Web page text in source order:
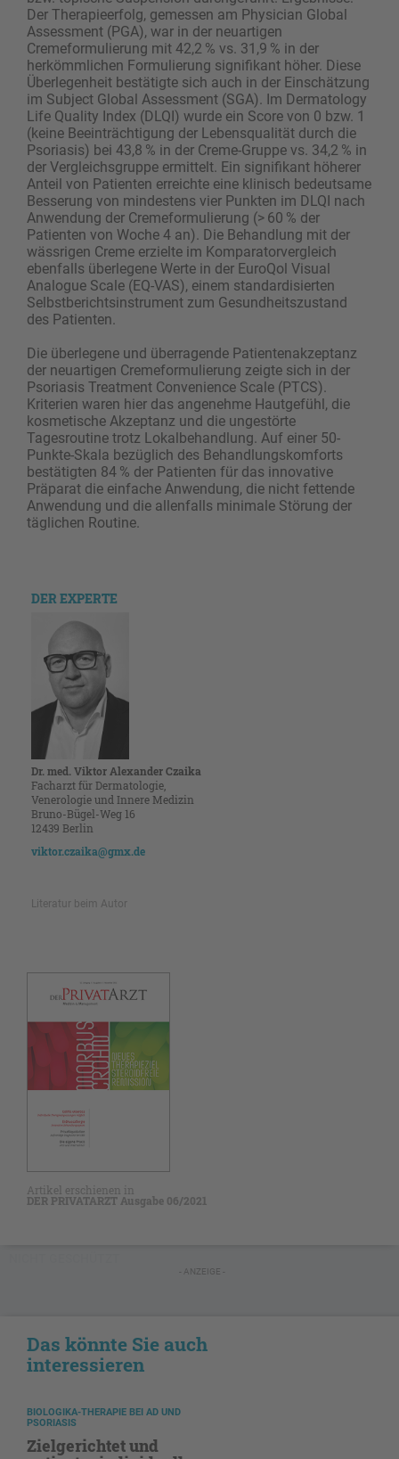
Der Therapieerfolg, gemessen am Physician Global
Assessment (PGA), war in der neuartigen
Cremeformulierung mit 42,2 % vs. 31,9 % in der
herkömmlichen Formulierung signifikant höher. Diese
Überlegenheit bestätigte sich auch in der Einschätzung
im Subject Global Assessment (SGA). Im Dermatology
Life Quality ­Index (DLQI) wurde ein Score von 0 bzw. 1
(keine Beeinträchtigung der Lebensqualität durch die
Psoriasis) bei 43,8 % in der Creme-Gruppe vs. 34,2 % in
der Vergleichsgruppe ermittelt. Ein signifikant ­höherer
Anteil von Patienten erreichte eine klinisch bedeutsame
Besserung von mindestens vier Punkten im DLQI nach
Anwendung der Cremeformulierung (> 60 % der
Patienten von Woche 4 an). Die Behandlung mit der
wässrigen Creme erzielte im Komparatorvergleich
ebenfalls überlegene Werte in der EuroQol Visual
Analogue Scale (EQ-VAS), einem standardisierten
Selbstberichtsinstrument zum Gesundheitszustand
des Patienten.
Die überlegene und überragende Patientenakzeptanz
der neuartigen Cremeformulierung zeigte sich in der
Psoriasis Treatment Convenience Scale (PTCS).
Kriterien waren hier das angenehme Hautgefühl, die
kosmetische Akzeptanz und die ungestörte
Tagesroutine trotz Lokalbehandlung. Auf einer 50-
Punkte-Skala bezüglich des Behandlungskomforts
bestätigten 84 % der Patienten für das innovative
Präparat die einfache Anwendung, die nicht fettende
Anwendung und die allenfalls minimale Störung der
täglichen Routine.
DER EXPERTE
Dr. med. Viktor Alexander Czaika
Facharzt für Dermatologie,
Venerologie und Innere Medizin
Bruno-Bügel-Weg 16
12439 Berlin
viktor.czaika@gmx.de
Literatur beim Autor
Artikel erschienen in
DER PRIVATARZT Ausgabe 06/2021
- ANZEIGE -
Das könnte Sie auch
interessieren
BIOLOGIKA-THERAPIE BEI AD UND
PSORIASIS
Zielgerichtet und